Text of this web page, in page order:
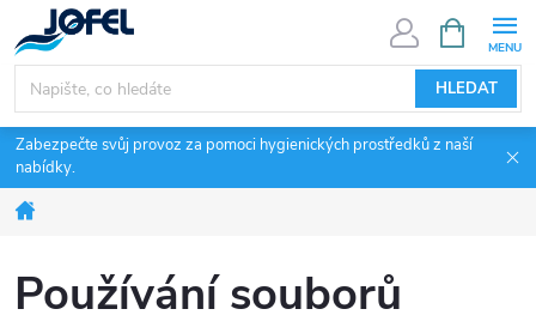
na
obsah
HLEDAT
NÁKUPNÍ
KOŠÍK
Zabezpečte svůj provoz za pomoci hygienických prostředků z naší
nabídky.
Používání souborů